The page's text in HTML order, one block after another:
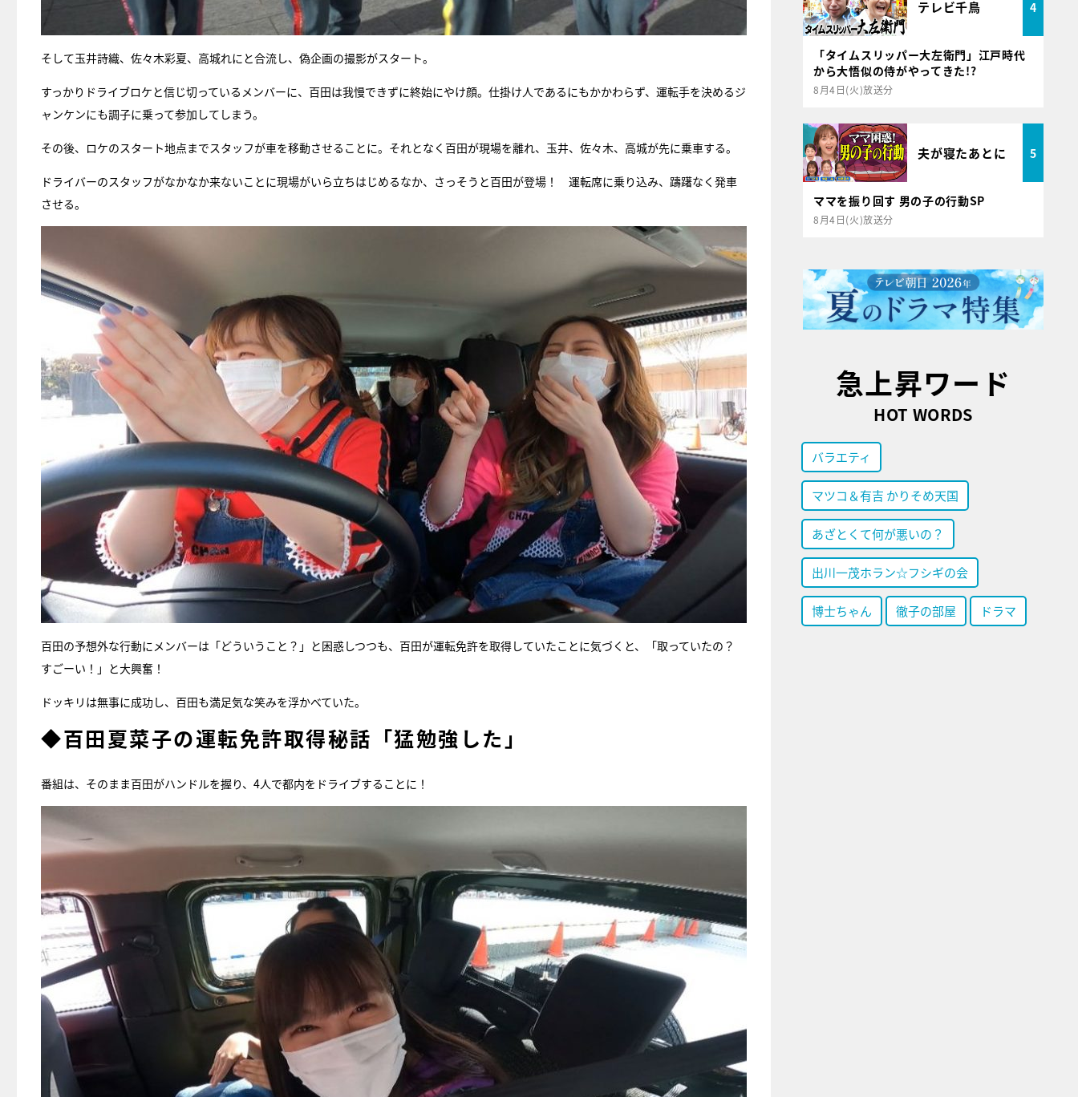
そして玉井詩織、佐々木彩夏、高城れにと合流し、偽企画の撮影がスタート。
すっかりドライブロケと信じ切っているメンバーに、百田は我慢できずに終始にやけ顔。仕掛け人であるにもかかわらず、運転手を決めるジ
ャンケンにも調子に乗って参加してしまう。
その後、ロケのスタート地点までスタッフが車を移動させることに。それとなく百田が現場を離れ、玉井、佐々木、高城が先に乗車する。
ドライバーのスタッフがなかなか来ないことに現場がいら立ちはじめるなか、さっそうと百田が登場！ 運転席に乗り込み、躊躇なく発車
させる。
百田の予想外な行動にメンバーは「どういうこと？」と困惑しつつも、百田が運転免許を取得していたことに気づくと、「取っていたの？
すごーい！」と大興奮！
ドッキリは無事に成功し、百田も満足気な笑みを浮かべていた。
◆百田夏菜子の運転免許取得秘話「猛勉強した」
番組は、そのまま百田がハンドルを握り、4人で都内をドライブすることに！
テレビ千鳥 4
「タイムスリッパー大左衛門」江戸時代
から大悟似の侍がやってきた!?
8月4日(火)放送分
夫が寝たあとに 5
ママを振り回す 男の子の行動SP
8月4日(火)放送分
急上昇ワード
HOT WORDS
バラエティ
マツコ＆有吉 かりそめ天国
あざとくて何が悪いの？
出川一茂ホラン☆フシギの会
博士ちゃん 徹子の部屋 ドラマ